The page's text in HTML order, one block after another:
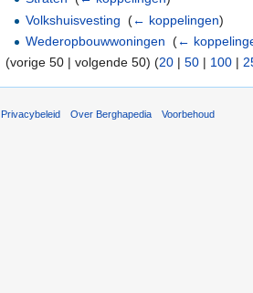
Volkshuisvesting ‎(← koppelingen)
Wederopbouwwoningen ‎(←
(vorige 50 | volgende 50) (20 | 50 | 100 |
Privacybeleid Over Berghapedia Voorbehoud